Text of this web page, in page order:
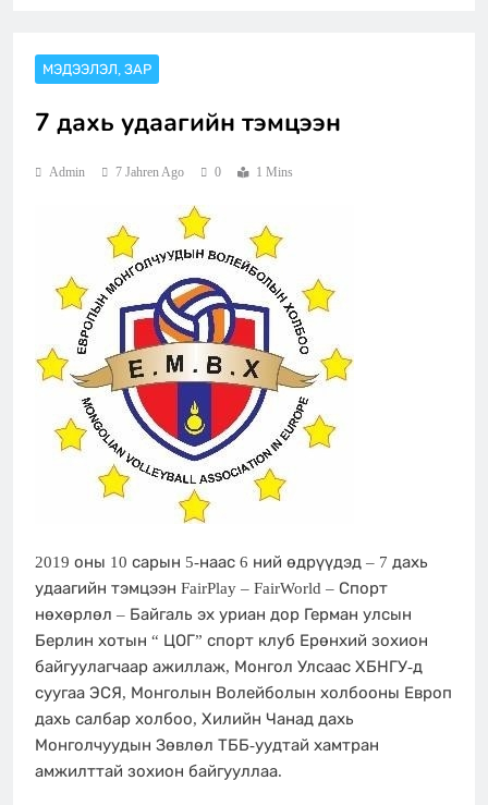
МЭДЭЭЛЭЛ, ЗАР
7 дахь удаагийн тэмцээн
Admin 7 Jahren Ago 0 1 Mins
2019 оны 10 сарын 5-наас 6 ний өдрүүдэд – 7 дахь
удаагийн тэмцээн FairPlay – FairWorld – Спорт
нөхөрлөл – Байгаль эх уриан дор Герман улсын
Берлин хотын “ ЦОГ” спорт клуб Ерөнхий зохион
байгуулагчаар ажиллаж, Монгол Улсаас ХБНГУ-д
суугаа ЭСЯ, Монголын Волейболын холбооны Европ
дахь салбар холбоо, Хилийн Чанад дахь
Монголчуудын Зөвлөл ТББ-уудтай хамтран
амжилттай зохион байгууллаа.